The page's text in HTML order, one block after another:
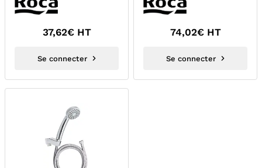
37,62€ HT
Se connecter
74,02€ HT
Se connecter